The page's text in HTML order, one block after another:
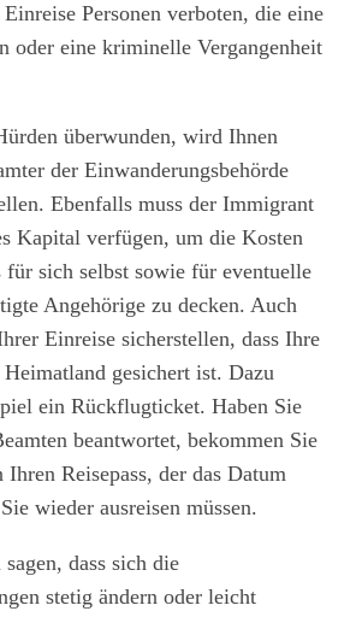
Personen verboten, die eine
oder eine kriminelle Vergangenheit
überwunden, wird Ihnen
der Einwanderungsbehörde
Ebenfalls muss der Immigrant
Kapital verfügen, um die Kosten
für sich selbst sowie für eventuelle
Angehörige zu decken. Auch
Einreise sicherstellen, dass Ihre
gesichert ist. Dazu
ein Rückflugticket. Haben Sie
beantwortet, bekommen Sie
Reisepass, der das Datum
wieder ausreisen müssen.
dass sich die
stetig ändern oder leicht